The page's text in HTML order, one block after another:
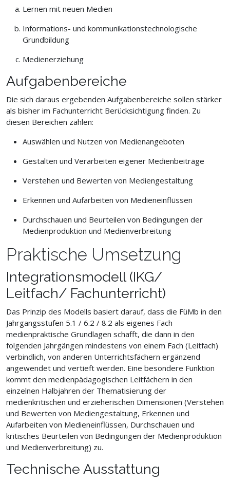
Lernen mit neuen Medien
Informations- und kommunikationstechnologische
Grundbildung
Medienerziehung
Aufgabenbereiche
Die sich daraus ergebenden Aufgabenbereiche sollen stärker
als bisher im Fachunterricht Berücksichtigung finden. Zu
diesen Bereichen zählen:
Auswählen und Nutzen von Medienangeboten
Gestalten und Verarbeiten eigener Medienbeiträge
Verstehen und Bewerten von Mediengestaltung
Erkennen und Aufarbeiten von Medieneinflüssen
Durchschauen und Beurteilen von Bedingungen der
Medienproduktion und Medienverbreitung
Praktische Umsetzung
Integrationsmodell (IKG/
Leitfach/ Fachunterricht)
Das Prinzip des Modells basiert darauf, dass die FüMb in den
Jahrgangsstufen 5.1 / 6.2 / 8.2 als eigenes Fach
medienpraktische Grundlagen schafft, die dann in den
folgenden Jahrgängen mindestens von einem Fach (Leitfach)
verbindlich, von anderen Unterrichtsfächern ergänzend
angewendet und vertieft werden. Eine besondere Funktion
kommt den medienpädagogischen Leitfächern in den
einzelnen Halbjahren der Thematisierung der
medienkritischen und erzieherischen Dimensionen (Verstehen
und Bewerten von Mediengestaltung, Erkennen und
Aufarbeiten von Medieneinflüssen, Durchschauen und
kritisches Beurteilen von Bedingungen der Medienproduktion
und Medienverbreitung) zu.
Technische Ausstattung